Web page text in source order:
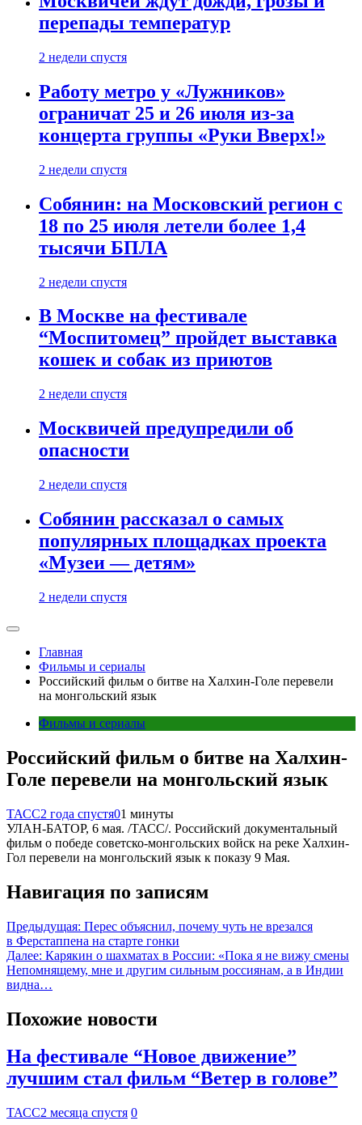
перепады температур
2 недели спустя
Работу метро у «Лужников»
ограничат 25 и 26 июля из-за
концерта группы «Руки Вверх!»
2 недели спустя
Собянин: на Московский регион с
18 по 25 июля летели более 1,4
тысячи БПЛА
2 недели спустя
В Москве на фестивале
“Моспитомец” пройдет выставка
кошек и собак из приютов
2 недели спустя
Москвичей предупредили об
опасности
2 недели спустя
Собянин рассказал о самых
популярных площадках проекта
«Музеи — детям»
2 недели спустя
Главная
Фильмы и сериалы
Российский фильм о битве на Халхин-Голе перевели
на монгольский язык
Фильмы и сериалы
Российский фильм о битве на Халхин-
Голе перевели на монгольский язык
ТАСС2 года спустя01 минуты
УЛАН-БАТОР, 6 мая. /ТАСС/. Российский документальный
фильм о победе советско-монгольских войск на реке Халхин-
Гол перевели на монгольский язык к показу 9 Мая.
Навигация по записям
Предыдущая: Перес объяснил, почему чуть не врезался
в Ферстаппена на старте гонки
Далее: Карякин о шахматах в России: «Пока я не вижу смены
Непомнящему, мне и другим сильным россиянам, а в Индии
видна…
Похожие новости
На фестивале “Новое движение”
лучшим стал фильм “Ветер в голове”
ТАСС2 месяца спустя 0